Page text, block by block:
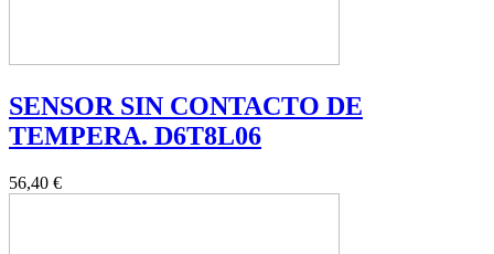
SENSOR SIN CONTACTO DE
TEMPERA. D6T8L06
56,40 €